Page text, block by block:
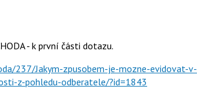
- k první části dotazu.
237/Jakym-zpusobem-je-mozne-evidovat-v-
z-pohledu-odberatele/?id=1843